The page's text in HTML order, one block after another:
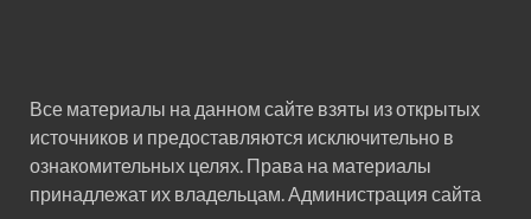
Все материалы на данном сайте взяты из открытых
источников и предоставляются исключительно в
ознакомительных целях. Права на материалы
принадлежат их владельцам. Администрация сайта